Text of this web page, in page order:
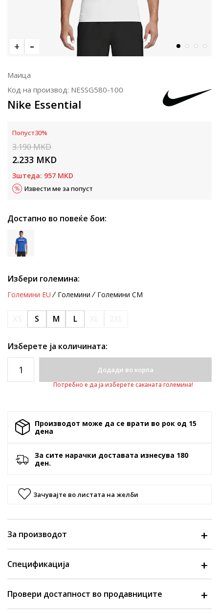
Маица
Код на производ: NESSG580-100
Nike Essential
Попуст30%
3.190MKD
2.233 MKD
Зштеда: 957 MKD
Извести ме за попуст
Достапно во повеќе бои:
Избери големина:
Големини EU Големини Големини CM
S M L
Изберете ја количината:
Додади во корпа
Потребно е да ја изберете саканата големина!
Производот може да се врати во рок од 15
денa
За сите нарачки доставата изнесува 180
ден.
Зачувајте во листата на желби
За производот
Спецификација
Провери достапност во продавниците